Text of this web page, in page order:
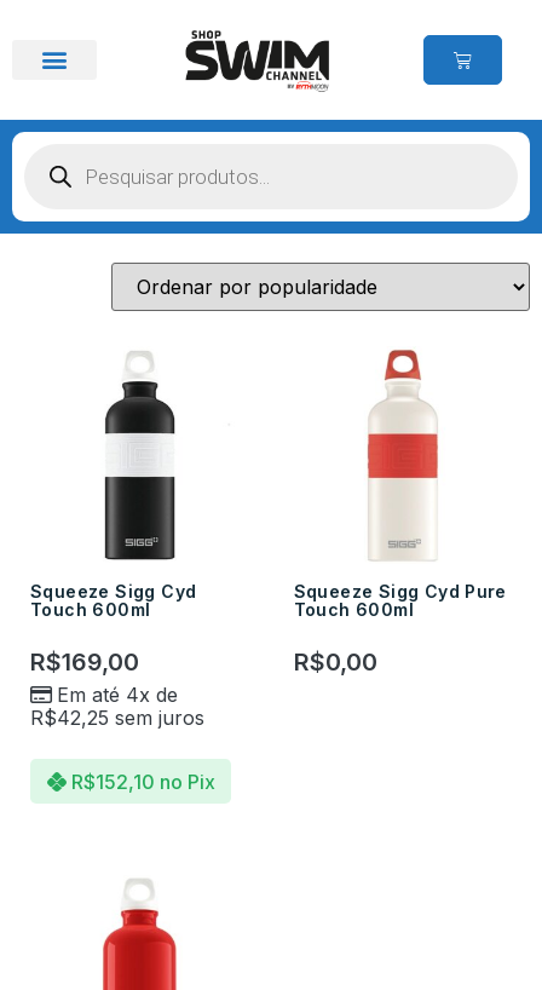
Squeeze Sigg Cyd
Touch 600ml
R$169,00
Em até 4x de
R$42,25 sem juros
R$152,10 no Pix
Squeeze Sigg Cyd Pure
Touch 600ml
R$0,00